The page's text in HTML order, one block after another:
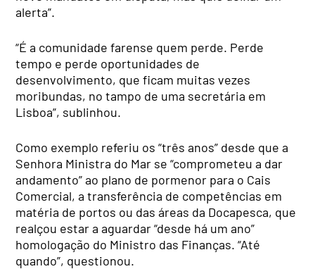
alerta”.
“É a comunidade farense quem perde. Perde
tempo e perde oportunidades de
desenvolvimento, que ficam muitas vezes
moribundas, no tampo de uma secretária em
Lisboa”, sublinhou.
Como exemplo referiu os “três anos” desde que a
Senhora Ministra do Mar se “comprometeu a dar
andamento” ao plano de pormenor para o Cais
Comercial, a transferência de competências em
matéria de portos ou das áreas da Docapesca, que
realçou estar a aguardar “desde há um ano”
homologação do Ministro das Finanças. “Até
quando”, questionou.